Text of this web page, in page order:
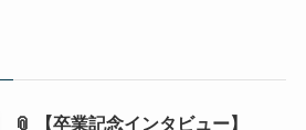
📎 【卒業記念インタビュー】